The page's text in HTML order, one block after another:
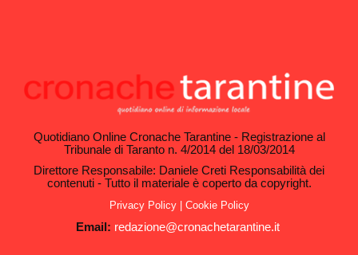
Quotidiano Online Cronache Tarantine - Registrazione al
Tribunale di Taranto n. 4/2014 del 18/03/2014
Direttore Responsabile: Daniele Creti Responsabilità dei
contenuti - Tutto il materiale è coperto da copyright.
Privacy Policy| Cookie Policy
Email: redazione@cronachetarantine.it